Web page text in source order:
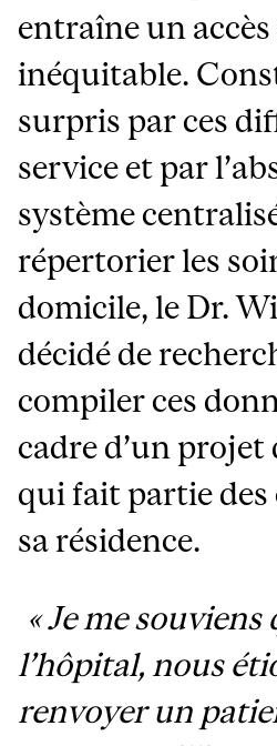
entraîne un
inéquitable.
surpris par ces
service et par
système
répertorier les
domicile, le Dr.
décidé de
compiler ces
cadre d’un projet
qui fait partie des
sa résidence.
« Je me
l’hôpital, nous
renvoyer un